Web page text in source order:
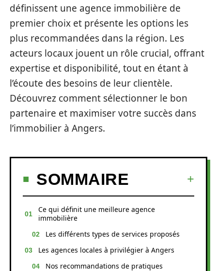
définissent une agence immobilière de
premier choix et présente les options les
plus recommandées dans la région. Les
acteurs locaux jouent un rôle crucial, offrant
expertise et disponibilité, tout en étant à
l’écoute des besoins de leur clientèle.
Découvrez comment sélectionner le bon
partenaire et maximiser votre succès dans
l’immobilier à Angers.
SOMMAIRE
Ce qui définit une meilleure agence
immobilière
Les différents types de services proposés
Les agences locales à privilégier à Angers
Nos recommandations de pratiques